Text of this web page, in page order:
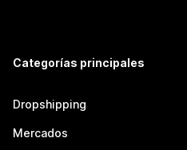
Categorías principales
Dropshipping
Mercados